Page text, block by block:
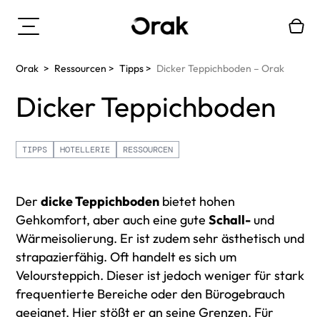
Orak > Ressourcen > Tipps> Dicker Teppichboden – Orak
Dicker Teppichboden
TIPPS HOTELLERIE RESSOURCEN
Der dicke Teppichboden bietet hohen
Gehkomfort, aber auch eine gute Schall- und
Wärmeisolierung. Er ist zudem sehr ästhetisch und
strapazierfähig. Oft handelt es sich um
Veloursteppich. Dieser ist jedoch weniger für stark
frequentierte Bereiche oder den Bürogebrauch
geeignet. Hier stößt er an seine Grenzen. Für